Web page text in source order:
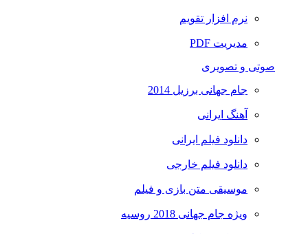
نرم افزار تقویم
مدیریت PDF
صوتی و تصویری
جام جهانی برزیل 2014
آهنگ ایرانی
دانلود فیلم ایرانی
دانلود فیلم خارجی
موسیقی متن بازی و فیلم
ویژه جام جهانی 2018 روسیه